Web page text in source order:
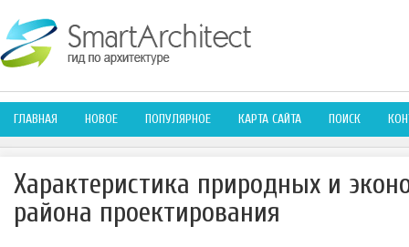
ГЛАВНАЯ НОВОЕ ПОПУЛЯРНОЕ КАРТА САЙТА ПОИСК
Характеристика природных и
района проектирования